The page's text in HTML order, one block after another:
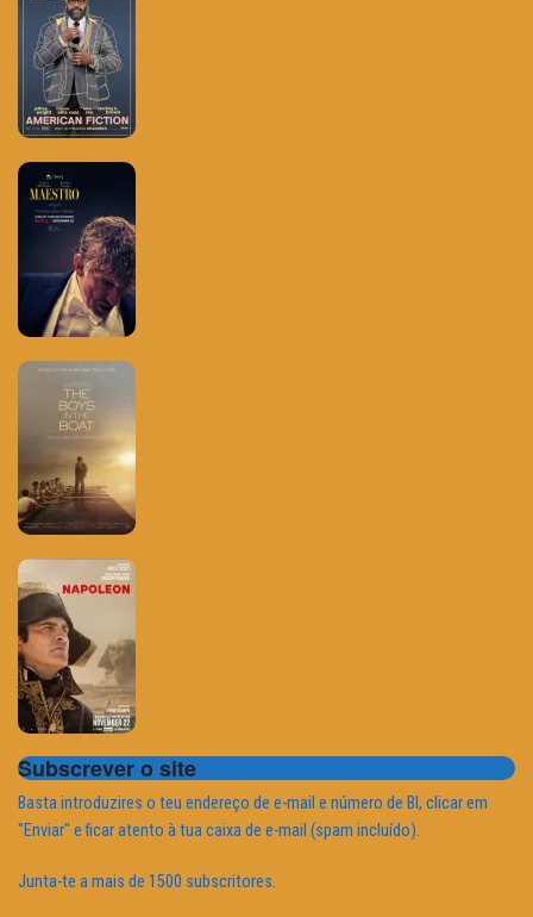
Subscrever o site
Basta introduzires o teu endereço de e-mail e número de BI, clicar em
"Enviar" e ficar atento à tua caixa de e-mail (spam incluído).
Junta-te a mais de 1500 subscritores.